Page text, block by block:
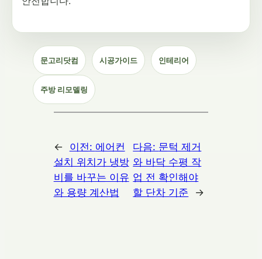
문고리닷컴 시공가이드 인테리어
주방 리모델링
← 이전: 에어컨
설치 위치가 냉방
비를 바꾸는 이유
와 용량 계산법
다음: 문턱 제거
와 바닥 수평 작
업 전 확인해야
할 단차 기준
→